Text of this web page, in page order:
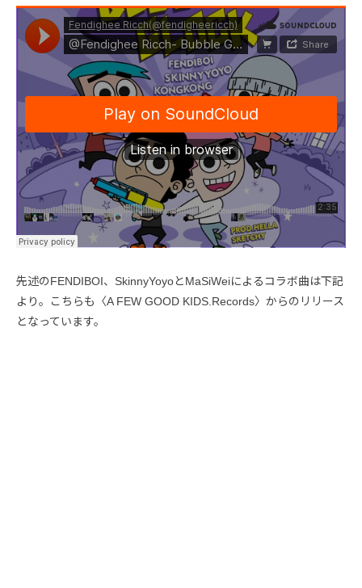
先述のFENDIBOI、SkinnyYoyoとMaSiWeiによるコラボ曲は下記
より。こちらも〈A FEW GOOD KIDS.Records〉からのリリース
となっています。